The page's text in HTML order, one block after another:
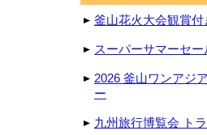
釜山花火大会観賞
スーパーサマーセ
2026 釜山ワンアジ
ー
九州旅行博覧会 ト